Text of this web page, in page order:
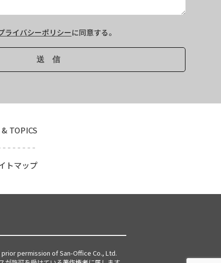
ライバシーポリシーに同意する。
TOPICS
トマップ
permission of San-Office Co., Ltd.